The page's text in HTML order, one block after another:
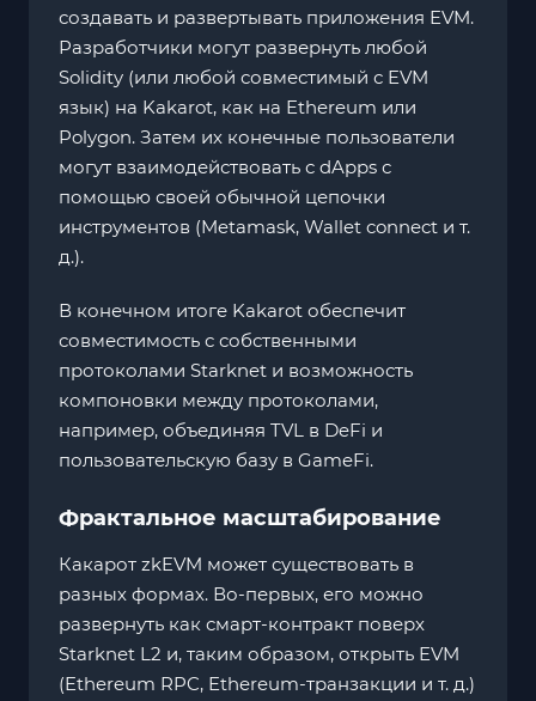
создавать и развертывать приложения EVM.
Разработчики могут развернуть любой
Solidity (или любой совместимый с EVM
язык) на Kakarot, как на Ethereum или
Polygon. Затем их конечные пользователи
могут взаимодействовать с dApps с
помощью своей обычной цепочки
инструментов (Metamask, Wallet connect и т.
д.).
В конечном итоге Kakarot обеспечит
совместимость с собственными
протоколами Starknet и возможность
компоновки между протоколами,
например, объединяя TVL в DeFi и
пользовательскую базу в GameFi.
Фрактальное масштабирование
Какарот zkEVM может существовать в
разных формах. Во-первых, его можно
развернуть как смарт-контракт поверх
Starknet L2 и, таким образом, открыть EVM
(Ethereum RPC, Ethereum-транзакции и т. д.)